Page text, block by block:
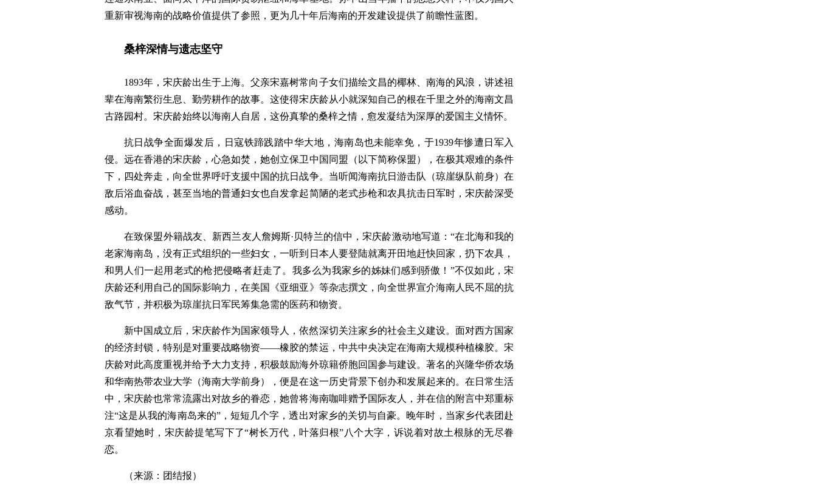
重新审视海南的战略价值提供了参照，更为几十年后海南的开发建设提供了前瞻性蓝图。
桑梓深情与遗志坚守
1893年，宋庆龄出生于上海。父亲宋嘉树常向子女们描绘文昌的椰林、南海的风浪，讲述祖
辈在海南繁衍生息、勤劳耕作的故事。这使得宋庆龄从小就深知自己的根在千里之外的海南文昌
古路园村。宋庆龄始终以海南人自居，这份真挚的桑梓之情，愈发凝结为深厚的爱国主义情怀。
抗日战争全面爆发后，日寇铁蹄践踏中华大地，海南岛也未能幸免，于1939年惨遭日军入
侵。远在香港的宋庆龄，心急如焚，她创立保卫中国同盟（以下简称保盟），在极其艰难的条件
下，四处奔走，向全世界呼吁支援中国的抗日战争。当听闻海南抗日游击队（琼崖纵队前身）在
敌后浴血奋战，甚至当地的普通妇女也自发拿起简陋的老式步枪和农具抗击日军时，宋庆龄深受
感动。
在致保盟外籍战友、新西兰友人詹姆斯·贝特兰的信中，宋庆龄激动地写道：“在北海和我的
老家海南岛，没有正式组织的一些妇女，一听到日本人要登陆就离开田地赶快回家，扔下农具，
和男人们一起用老式的枪把侵略者赶走了。我多么为我家乡的姊妹们感到骄傲！”不仅如此，宋
庆龄还利用自己的国际影响力，在美国《亚细亚》等杂志撰文，向全世界宣介海南人民不屈的抗
敌气节，并积极为琼崖抗日军民筹集急需的医药和物资。
新中国成立后，宋庆龄作为国家领导人，依然深切关注家乡的社会主义建设。面对西方国家
的经济封锁，特别是对重要战略物资——橡胶的禁运，中共中央决定在海南大规模种植橡胶。宋
庆龄对此高度重视并给予大力支持，积极鼓励海外琼籍侨胞回国参与建设。著名的兴隆华侨农场
和华南热带农业大学（海南大学前身），便是在这一历史背景下创办和发展起来的。在日常生活
中，宋庆龄也常常流露出对故乡的眷恋，她曾将海南咖啡赠予国际友人，并在信的附言中郑重标
注“这是从我的海南岛来的”，短短几个字，透出对家乡的关切与自豪。晚年时，当家乡代表团赴
京看望她时，宋庆龄提笔写下了“树长万代，叶落归根”八个大字，诉说着对故土根脉的无尽眷
恋。
（来源：团结报）